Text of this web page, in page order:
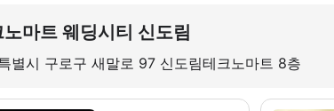
노마트 웨딩시티 신도림
별시 구로구 새말로 97 신도림테크노마트 8층